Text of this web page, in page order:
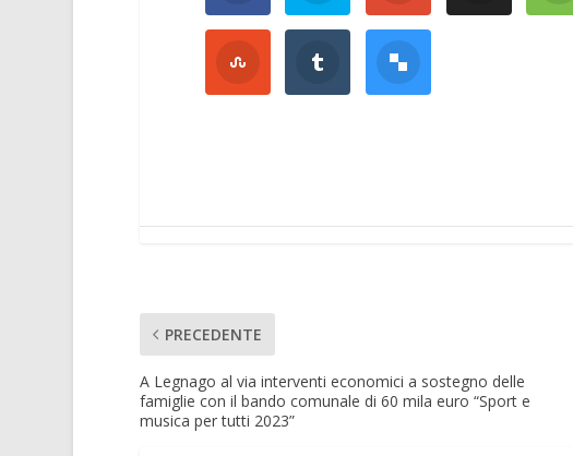
PRECEDENTE
A Legnago al via interventi economici a sostegno delle
famiglie con il bando comunale di 60 mila euro “Sport e
musica per tutti 2023”